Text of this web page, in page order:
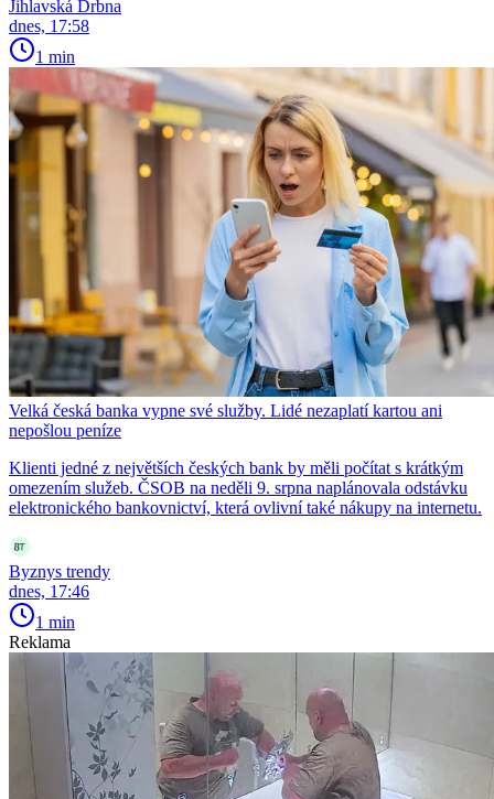
Jihlavská Drbna
dnes, 17:58
1 min
Velká česká banka vypne své služby. Lidé nezaplatí kartou ani
nepošlou peníze
Klienti jedné z největších českých bank by měli počítat s krátkým
omezením služeb. ČSOB na neděli 9. srpna naplánovala odstávku
elektronického bankovnictví, která ovlivní také nákupy na internetu.
Byznys trendy
dnes, 17:46
1 min
Reklama